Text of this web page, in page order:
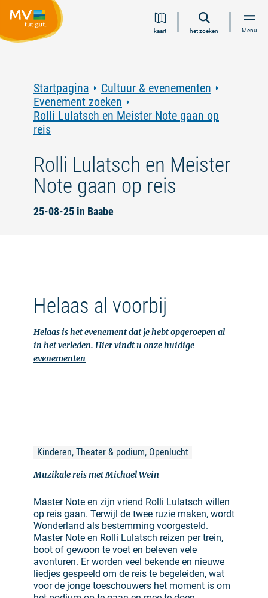
Ga
naar
Ga
naar
Ga
naar
Ga
naar
kaart het zoeken Menu
Startpagina
Cultuur & evenementen
Evenement zoeken
Rolli Lulatsch en Meister Note gaan op
reis
Rolli Lulatsch en Meister
Note gaan op reis
25-08-25 in Baabe
Helaas al voorbij
Helaas is het evenement dat je hebt opgeroepen al
in het verleden. Hier vindt u onze huidige
evenementen
Kinderen, Theater & podium, Openlucht
Muzikale reis met Michael Wein
Master Note en zijn vriend Rolli Lulatsch willen
op reis gaan. Terwijl de twee ruzie maken, wordt
Wonderland als bestemming voorgesteld.
Master Note en Rolli Lulatsch reizen per trein,
boot of gewoon te voet en beleven vele
avonturen. Er worden veel bekende en nieuwe
liedjes gespeeld om de reis te begeleiden, wat
voor de jonge toeschouwers het moment is om